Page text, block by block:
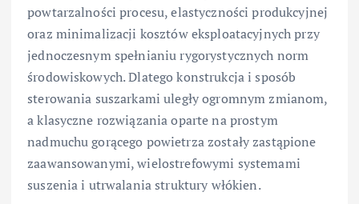
powtarzalności procesu, elastyczności produkcyjnej
oraz minimalizacji kosztów eksploatacyjnych przy
jednoczesnym spełnianiu rygorystycznych norm
środowiskowych. Dlatego konstrukcja i sposób
sterowania suszarkami uległy ogromnym zmianom,
a klasyczne rozwiązania oparte na prostym
nadmuchu gorącego powietrza zostały zastąpione
zaawansowanymi, wielostrefowymi systemami
suszenia i utrwalania struktury włókien.